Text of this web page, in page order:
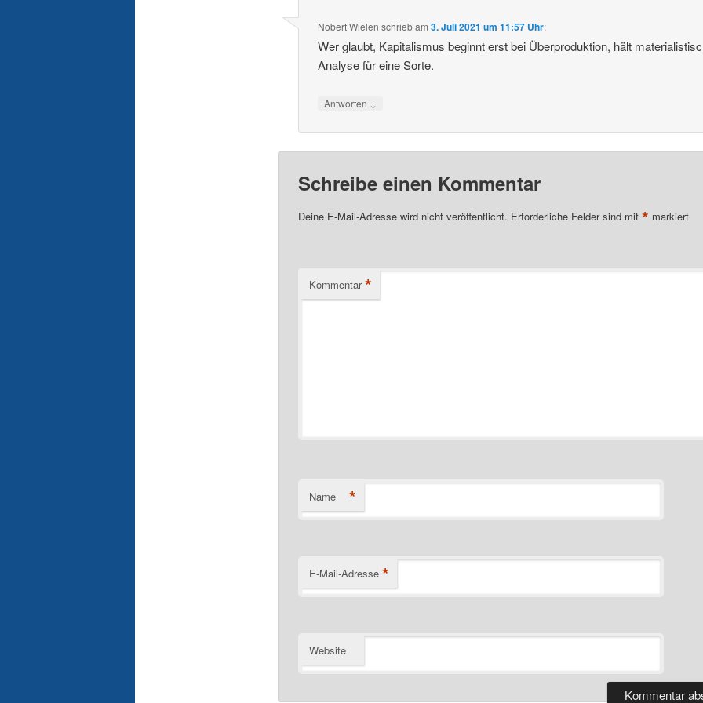
Nobert Wielen schriebam3. Juli 2021 um 11:57 Uhr:
Wer glaubt, Kapitalismus beginnt erst bei Überproduktion, hält
Analyse für eine Sorte.
Antworten ↓
Schreibe einen Kommentar
Deine E-Mail-Adresse wird nicht veröffentlicht. Erforderliche Felder sind mit * markiert
Kommentar *
Name *
E-Mail-Adresse *
Website